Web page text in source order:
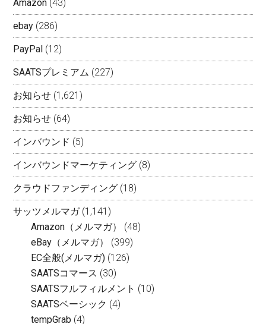
Amazon (43)
ebay (286)
PayPal (12)
SAATSプレミアム (227)
お知らせ (1,621)
お知らせ (64)
インバウンド (5)
インバウンドマーケティング (8)
クラウドファンディング (18)
サッツメルマガ(1,141)
Amazon（メルマガ）
(48)
eBay（メルマガ）
(399)
EC全般(メルマガ) (126)
SAATSコマース (30)
SAATSフルフィルメント (10)
SAATSベーシック (4)
tempGrab (4)